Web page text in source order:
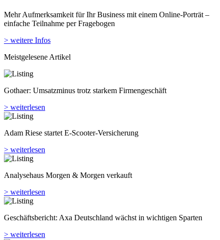
Mehr Aufmerksamkeit für Ihr Business mit einem Online-Porträt –
einfache Teilnahme per Fragebogen
> weitere Infos
Meistgelesene Artikel
Gothaer: Umsatzminus trotz starkem Firmengeschäft
> weiterlesen
Adam Riese startet E-Scooter-Versicherung
> weiterlesen
Analyse­haus Morgen & Morgen verkauft
> weiterlesen
Geschäftsbericht: Axa Deutschland wächst in wichtigen Sparten
> weiterlesen